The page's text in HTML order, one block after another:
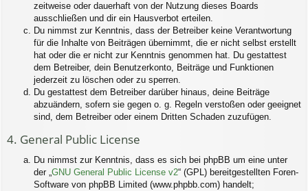
zeitweise oder dauerhaft von der Nutzung dieses Boards
ausschließen und dir ein Hausverbot erteilen.
Du nimmst zur Kenntnis, dass der Betreiber keine Verantwortung
für die Inhalte von Beiträgen übernimmt, die er nicht selbst erstellt
hat oder die er nicht zur Kenntnis genommen hat. Du gestattest
dem Betreiber, dein Benutzerkonto, Beiträge und Funktionen
jederzeit zu löschen oder zu sperren.
Du gestattest dem Betreiber darüber hinaus, deine Beiträge
abzuändern, sofern sie gegen o. g. Regeln verstoßen oder geeignet
sind, dem Betreiber oder einem Dritten Schaden zuzufügen.
4. General Public License
Du nimmst zur Kenntnis, dass es sich bei phpBB um eine unter
der „GNU General Public License v2“ (GPL) bereitgestellten Foren-
Software von phpBB Limited (www.phpbb.com) handelt;